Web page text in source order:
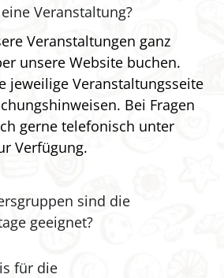
Veranstaltung?
Veranstaltungen ganz
unsere Website buchen.
jeweilige Veranstaltungsseite
Bei Fragen
gerne telefonisch unter
Verfügung.
sind die
geeignet?
für die